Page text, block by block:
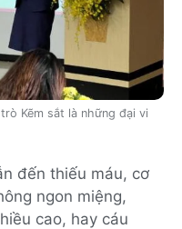
Kẽm sắt là những đại vi
đến thiếu máu, cơ
ngon miệng,
cao, hay cáu